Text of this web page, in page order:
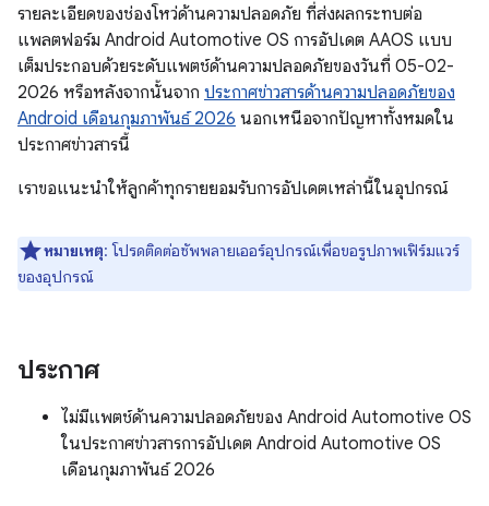
รายละเอียดของช่องโหว่ด้านความปลอดภัย ที่ส่งผลกระทบต่อ
แพลตฟอร์ม Android Automotive OS การอัปเดต AAOS แบบ
เต็มประกอบด้วยระดับแพตช์ด้านความปลอดภัยของวันที่ 05-02-
2026 หรือหลังจากนั้นจาก ประกาศข่าวสารด้านความปลอดภัยของ
Android เดือนกุมภาพันธ์ 2026 นอกเหนือจากปัญหาทั้งหมดใน
ประกาศข่าวสารนี้
เราขอแนะนำให้ลูกค้าทุกรายยอมรับการอัปเดตเหล่านี้ในอุปกรณ์
หมายเหตุ: โปรดติดต่อซัพพลายเออร์อุปกรณ์เพื่อขอรูปภาพเฟิร์มแวร์
ของอุปกรณ์
ประกาศ
ไม่มีแพตช์ด้านความปลอดภัยของ Android Automotive OS
ในประกาศข่าวสารการอัปเดต Android Automotive OS
เดือนกุมภาพันธ์ 2026